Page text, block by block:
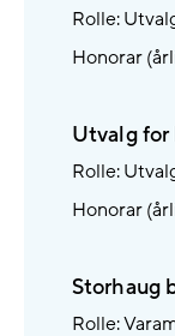
Rolle:
Honorar
Utvalg for
Rolle:
Honorar
Storhaug
Rolle: